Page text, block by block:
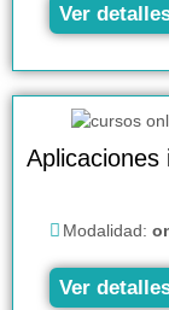
Ver
Aplicaciones
Modalidad:
Ver